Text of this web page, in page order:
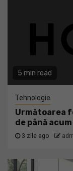
5 min read
Tehnologie
Următoarea
de până acum
3 zile ago